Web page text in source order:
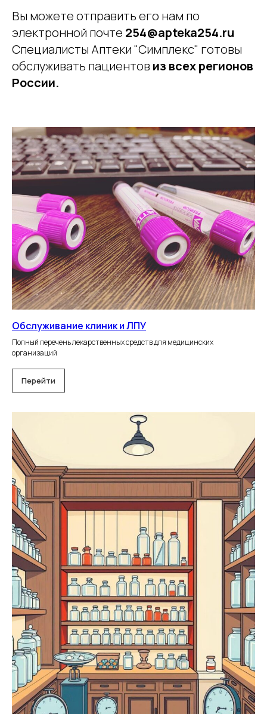
Вы можете отправить его нам по
электронной почте 254@apteka254.ru
Специалисты Аптеки "Симплекс" готовы
обслуживать пациентов из всех регионов
России.
Обслуживание клиник и ЛПУ
Полный перечень лекарственных средств для медицинских
организаций
Перейти